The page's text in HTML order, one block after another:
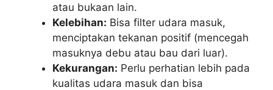
atau bukaan lain.
Kelebihan: Bisa filter udara masuk,
menciptakan tekanan positif (mencegah
masuknya debu atau bau dari luar).
Kekurangan: Perlu perhatian lebih pada
kualitas udara masuk dan bisa